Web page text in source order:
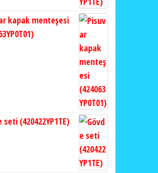
kapak menteşesi
seti (420422YP1TE)